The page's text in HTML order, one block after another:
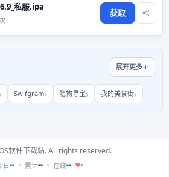
私服.ipa
获取
展开更多
Swifgram 隐物寻宝 我的美食街
软件下载站. All rights reserved.
日-- 累计-- 在线-- ♥